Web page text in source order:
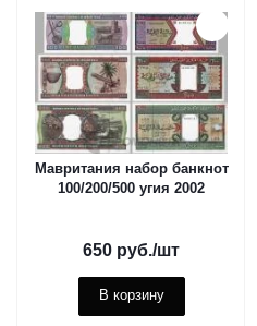
Мавритания набор банкнот
100/200/500 угия 2002
650 руб./шт
В корзину